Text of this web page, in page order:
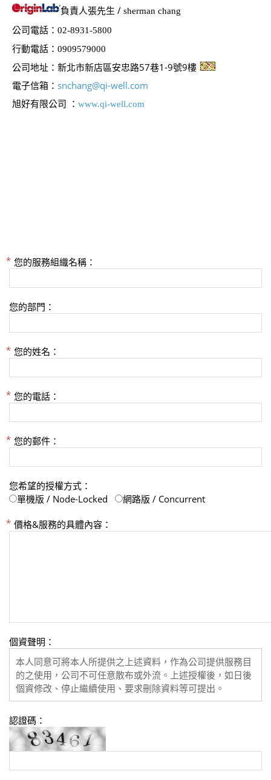
［新增］常見問題教學區--點選查看更多教學內容
負責人張先生 / sherman chang
公司電話： 02-8931-5800
行動電話： 0909579000
公司地址：新北市新店區安忠路57巷1-9號9樓
電子信箱： snchang@qi-well.com
旭好有限公司 ： www.qi-well.com
您的服務組織名稱：
您的部門：
您的姓名：
您的電話：
您的郵件：
您希望的授權方式：
單機版 / Node-Locked
網路版 / Concurrent
價格&服務的具體內容：
個資聲明：
本人同意可將本人所提供之上述資料，作為公司提供服務目
的之使用，公司不可任意散布或外流。上述授權後，如日後
個資修改、停止繼續使用、要求刪除資料等可提出。
認證碼：